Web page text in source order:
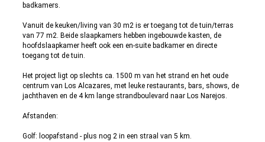
badkamers.
Vanuit de keuken/living van 30 m2 is er toegang tot de tuin/terras
van 77 m2. Beide slaapkamers hebben ingebouwde kasten, de
hoofdslaapkamer heeft ook een en-suite badkamer en directe
toegang tot de tuin.
Het project ligt op slechts ca. 1500 m van het strand en het oude
centrum van Los Alcazares, met leuke restaurants, bars, shows, de
jachthaven en de 4 km lange strandboulevard naar Los Narejos.
Afstanden:
Golf: loopafstand - plus nog 2 in een straal van 5 km.